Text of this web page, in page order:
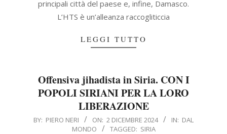
principali città del paese e, infine, Damasco.
L’HTS è un’alleanza raccogliticcia
LEGGI TUTTO
Offensiva jihadista in Siria. CON I
POPOLI SIRIANI PER LA LORO
LIBERAZIONE
2024-
BY: PIERO NERI ON: 2 DICEMBRE 2024 IN: DAL
MONDO
TAGGED: SIRIA